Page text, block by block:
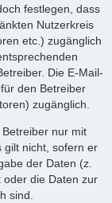
festlegen, dass
Nutzerkreis
etc.) zugänglich
Die E-Mail-
den Betreiber
zugänglich.
nur mit
gilt nicht, sofern er
der Daten (z.
oder die Daten zur
sind.